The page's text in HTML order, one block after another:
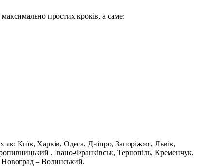
простих кроків, а саме:
Київ, Харків, Одеса, Дніпро, Запоріжжя, Львів,
, Івано-Франківськ, Тернопіль, Кременчук,
– Волинський.